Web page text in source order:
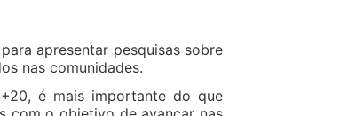
apresentar pesquisas sobre
nas comunidades.
é mais importante do que